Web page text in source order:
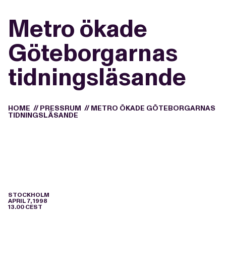
Metro ökade
Göteborgarnas
tidningsläsande
HOME // PRESSRUM // METRO ÖKADE GÖTEBORGARNAS
TIDNINGSLÄSANDE
STOCKHOLM
APRIL 7, 1998
13.00 CEST